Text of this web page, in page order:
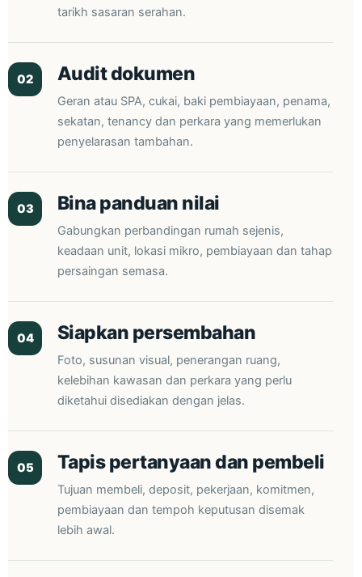
tarikh sasaran serahan.
02 Audit dokumen
Geran atau SPA, cukai, baki pembiayaan, penama,
sekatan, tenancy dan perkara yang memerlukan
penyelarasan tambahan.
03 Bina panduan nilai
Gabungkan perbandingan rumah sejenis,
keadaan unit, lokasi mikro, pembiayaan dan tahap
persaingan semasa.
04 Siapkan persembahan
Foto, susunan visual, penerangan ruang,
kelebihan kawasan dan perkara yang perlu
diketahui disediakan dengan jelas.
05 Tapis pertanyaan dan pembeli
Tujuan membeli, deposit, pekerjaan, komitmen,
pembiayaan dan tempoh keputusan disemak
lebih awal.